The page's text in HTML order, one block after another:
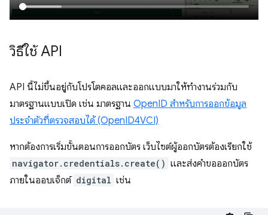
วิธีใช้ API
API นี้ไม่ขึ้นอยู่กับโปรโตคอลและออกแบบมาให้ทำงานร่วมกับ
มาตรฐานแบบเปิด เช่น มาตรฐาน OpenID สำหรับการออกข้อมูล
ประจำตัวที่ตรวจสอบได้ (OpenID4VCI)
หากต้องการเริ่มขั้นตอนการออกบัตร เว็บไซต์ผู้ออกบัตรต้องเรียกใช้
navigator.credentials.create() และส่งคำขอออกบัตร
ภายในออบเจ็กต์ digital เช่น